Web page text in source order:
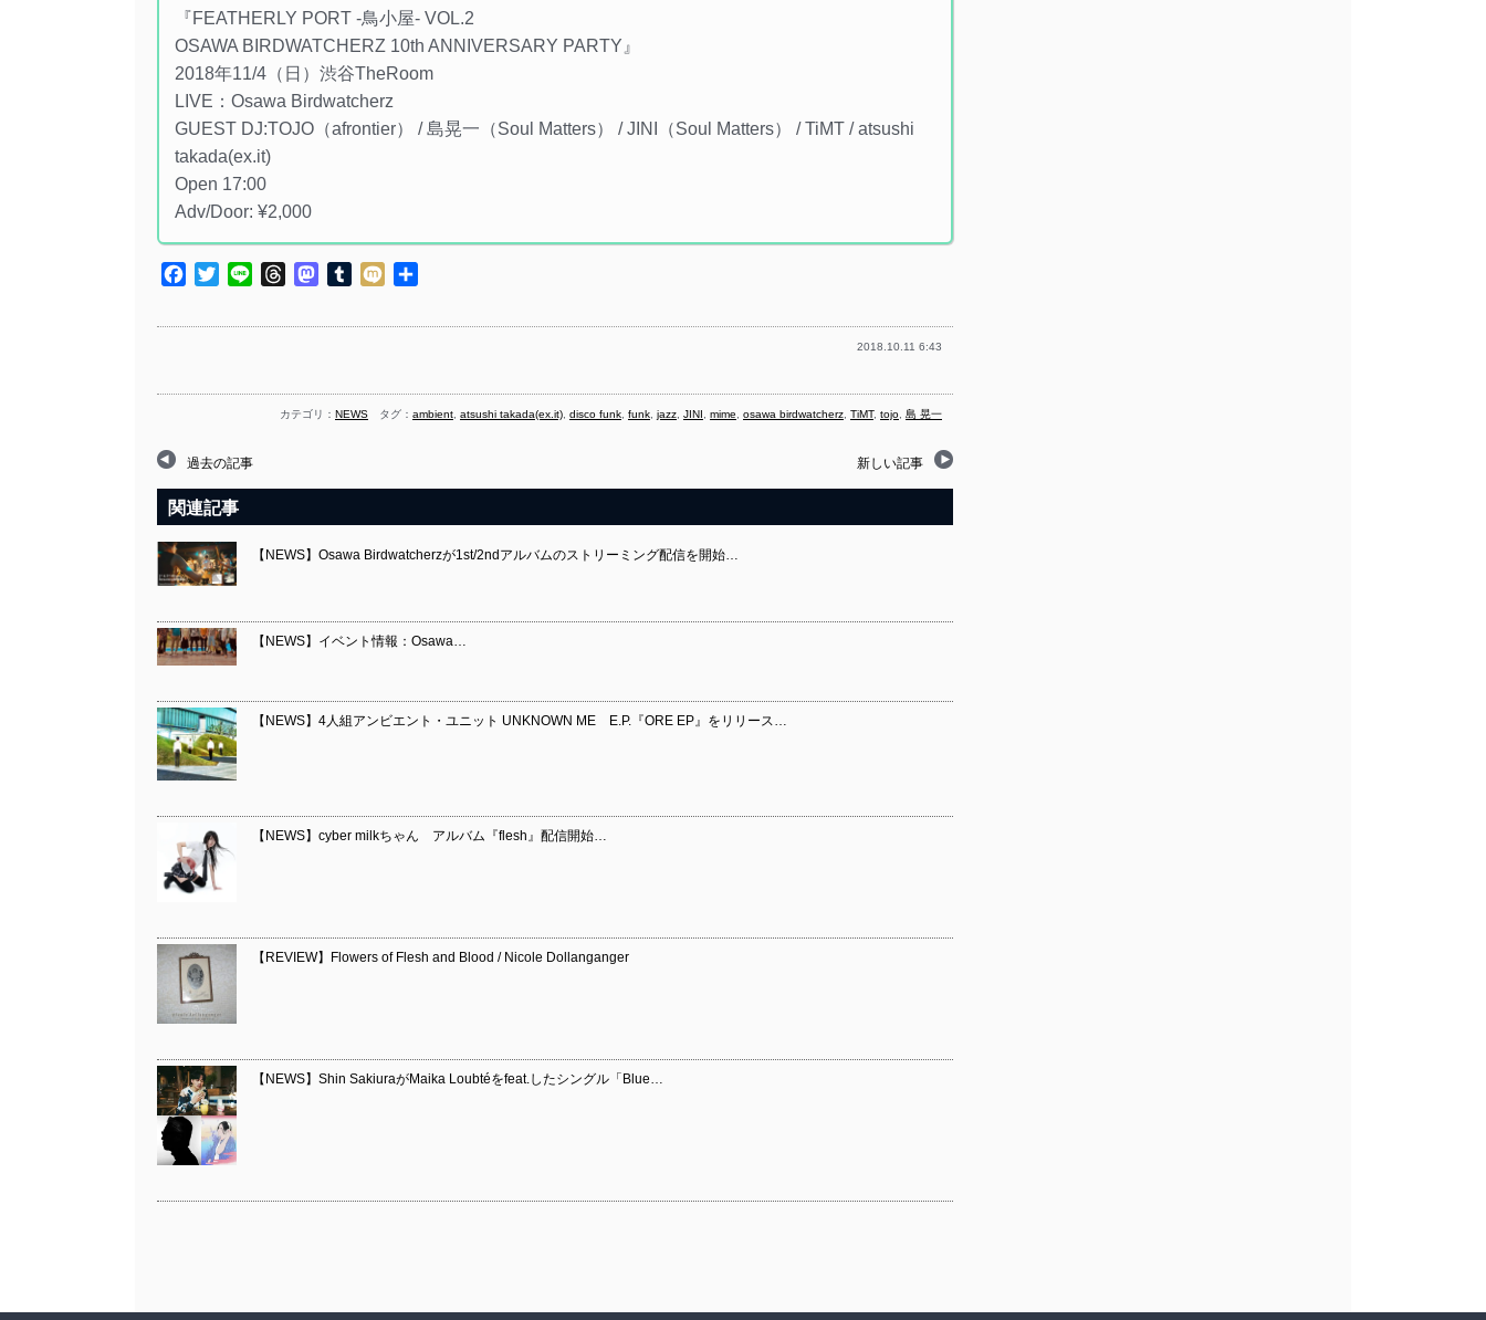
『FEATHERLY PORT -鳥小屋- VOL.2
OSAWA BIRDWATCHERZ 10th ANNIVERSARY PARTY』
2018年11/4（日）渋谷TheRoom
LIVE：Osawa Birdwatcherz
GUEST DJ:TOJO（afrontier） / 島晃一（Soul Matters） / JINI（Soul Matters） / TiMT / atsushi
takada(ex.it)
Open 17:00
Adv/Door:¥2,000
Facebook
TwitterLine ThreadsMastodon
TumblrMixi
2018.10.11 6:43
カテゴリ： NEWS タグ： ambient atsushi takada(ex.it) disco funk funk jazz JINI mime osawa birdwatcherz TiMT, tojo 島 晃一
過去の記事 新しい記事
関連記事
【NEWS】Osawa Birdwatcherzが1st/2ndアルバムのストリーミング配信を開始…
【NEWS】イベント情報：Osawa…
【NEWS】4人組アンビエント・ユニット UNKNOWN ME E.P.『ORE EP』をリリース…
【NEWS】cyber milkちゃん アルバム『flesh』配信開始…
【REVIEW】Flowers of Flesh and Blood / Nicole Dollanganger
【NEWS】Shin SakiuraがMaika Loubtéをfeat.したシングル「Blue…